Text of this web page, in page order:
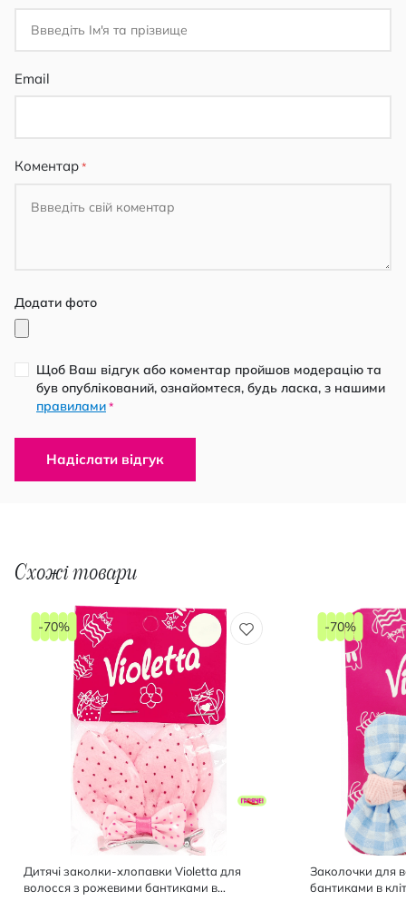
Email
Коментар
Додати фото
Щоб Ваш відгук або коментар пройшов модерацію та
був опублікований, ознайомтеся, будь ласка, з нашими
правилами *
Надіслати відгук
Схожі товари
Дитячі заколки-хлопавки Violetta для
волосся з рожевими бантиками в
-70%
Заколочки для
бантиками в
-70%